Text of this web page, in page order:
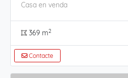
Casa en venda
369 m2
Contacte